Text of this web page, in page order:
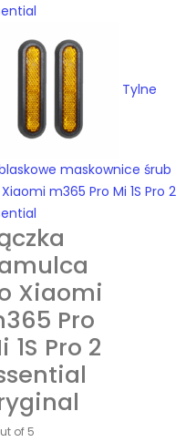
Tylne
maskownice śrub
m365 Pro Mi 1S Pro 2
Xiaomi
Pro
1S Pro 2
of 5